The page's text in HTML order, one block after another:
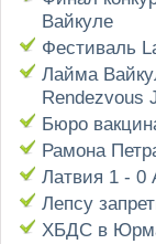
Вайкуле
Фестиваль
Лайма
Rendezvous
Бюро
Рамона
Латвия 1 - 0
Лепсу
ХБДС в